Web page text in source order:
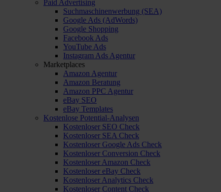
Paid Advertising
Suchmaschinenwerbung (SEA)
Google Ads (AdWords)
Google Shopping
Facebook Ads
YouTube Ads
Instagram Ads Agentur
Marketplaces
Amazon Agentur
Amazon Beratung
Amazon PPC Agentur
eBay SEO
eBay Templates
Kostenlose Potential-Analysen
Kostenloser SEO Check
Kostenloser SEA Check
Kostenloser Google Ads Check
Kostenloser Conversion Check
Kostenloser Amazon Check
Kostenloser eBay Check
Kostenloser Analytics Check
Kostenloser Content Check